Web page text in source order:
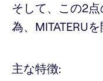
そして、この2
為、MITATERU
主な特徴: